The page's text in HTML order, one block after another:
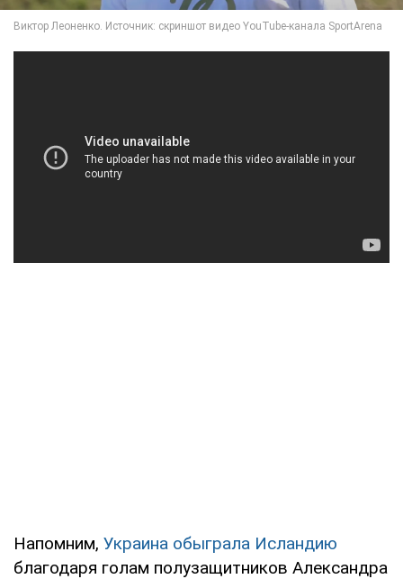
Напомним, Украина обыграла Исландию
благодаря голам полузащитников Александра